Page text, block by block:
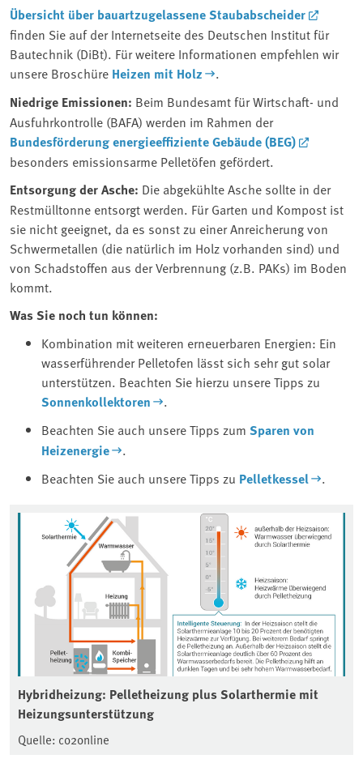
Übersicht über bauartzugelassene Staubabscheider
finden Sie auf der Internetseite des Deutschen Institut für
Bautechnik (DiBt). Für weitere Informationen empfehlen wir
unsere Broschüre Heizen mit Holz .
Niedrige Emissionen: Beim Bundesamt für Wirtschaft- und
Ausfuhrkontrolle (BAFA) werden im Rahmen der
Bundesförderung energieeffiziente Gebäude (BEG)
besonders emissionsarme Pelletöfen gefördert.
Entsorgung der Asche: Die abgekühlte Asche sollte in der
Restmülltonne entsorgt werden. Für Garten und Kompost ist
sie nicht geeignet, da es sonst zu einer Anreicherung von
Schwermetallen (die natürlich im Holz vorhanden sind) und
von Schadstoffen aus der Verbrennung (z.B. PAKs) im Boden
kommt.
Was Sie noch tun können:
Kombination mit weiteren erneuerbaren Energien: Ein
wasserführender Pelletofen lässt sich sehr gut solar
unterstützen. Beachten Sie hierzu unsere Tipps zu
Sonnenkollektoren
.
Beachten Sie auch unsere Tipps zumSparen von
Heizenergie
.
Beachten Sie auch unsere Tipps zu Pelletkessel .
Hybridheizung: Pelletheizung plus Solarthermie mit
Heizungsunterstützung
Quelle: co2online